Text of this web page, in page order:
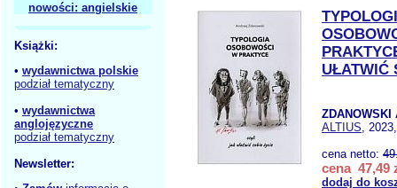
nowości: angielskie
Książki:
• wydawnictwa polskie
podział tematyczny
• wydawnictwa
anglojęzyczne
podział tematyczny
Newsletter:
UŁATWIĆ
ZDANOWSKI
ALTIUS,
cena netto:
cena 47,49
dodaj do